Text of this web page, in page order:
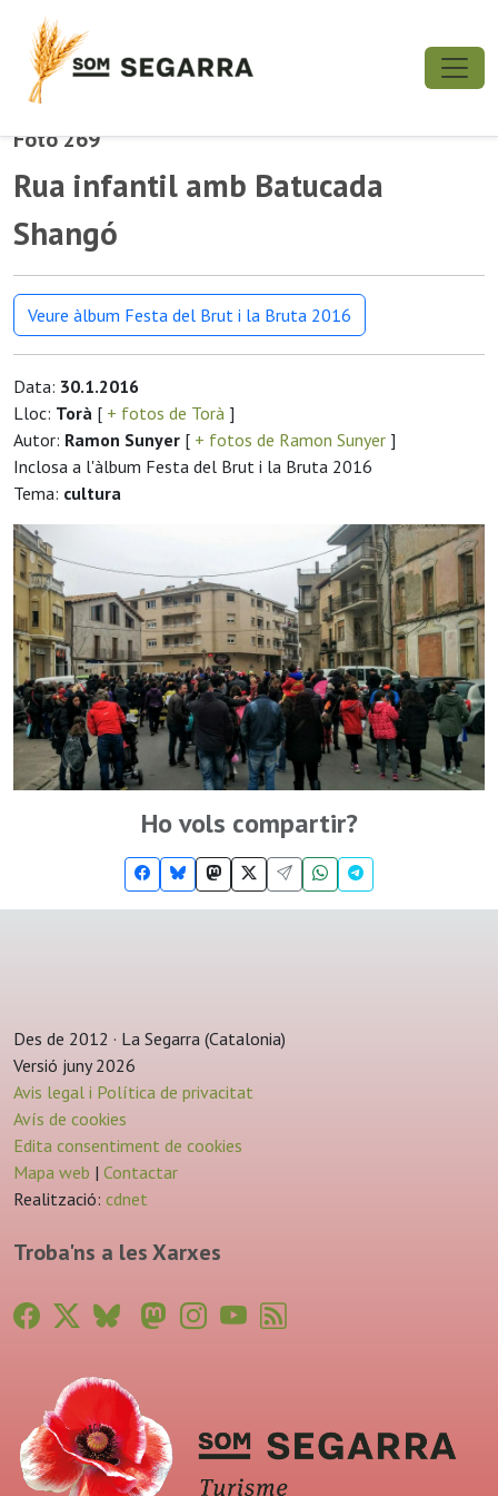
Foto 269
Rua infantil amb Batucada
Shangó
Veure àlbum Festa del Brut i la Bruta 2016
Data: 30.1.2016
Lloc: Torà [ + fotos de Torà ]
Autor: Ramon Sunyer [ + fotos de Ramon Sunyer ]
Inclosa a l'àlbum Festa del Brut i la Bruta 2016
Tema: cultura
Ho vols compartir?
Des de 2012 · La Segarra (Catalonia)
Versió juny 2026
Avis legal i Política de privacitat
Avís de cookies
Edita consentiment de cookies
Mapa web | Contactar
Realització: cdnet
Troba'ns a les Xarxes